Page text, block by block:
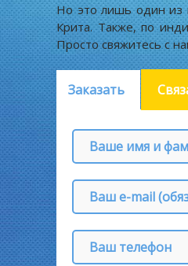
Но это лишь один из
Крита. Также, по
Просто свяжитесь с
Заказать